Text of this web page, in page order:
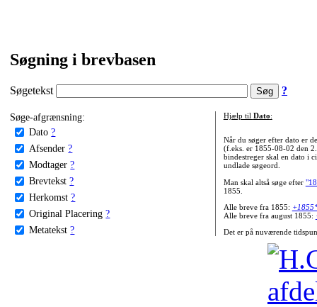
Søgning i brevbasen
Søgetekst ?
Søge-afgrænsning:
Dato ?
Afsender ?
Modtager ?
Brevtekst ?
Herkomst ?
Original Placering ?
Metatekst ?
Hjælp til Dato:
Når du søger efter dato er
(f.eks. er 1855-08-02 den
bindestreger skal en dato i
undlade søgeord.
Man skal altså søge efter
1855.
Alle breve fra 1855:
Alle breve fra august 1855:
Det er på nuværende